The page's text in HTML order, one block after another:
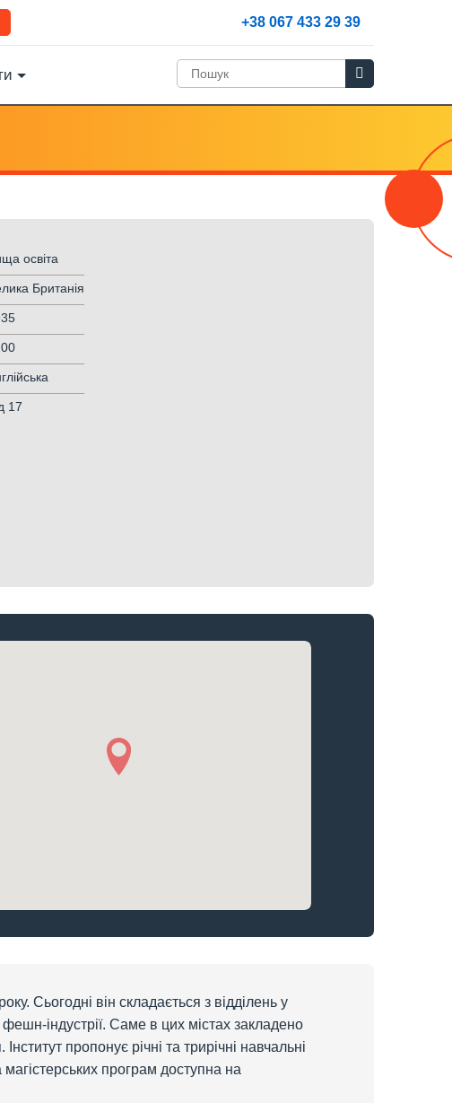
+38 067 433 29 39
освіта
Британія
17
Сьогодні він складається з відділень у
індустрії. Саме в цих містах закладено
пропонує річні та трирічні навчальні
програм доступна на